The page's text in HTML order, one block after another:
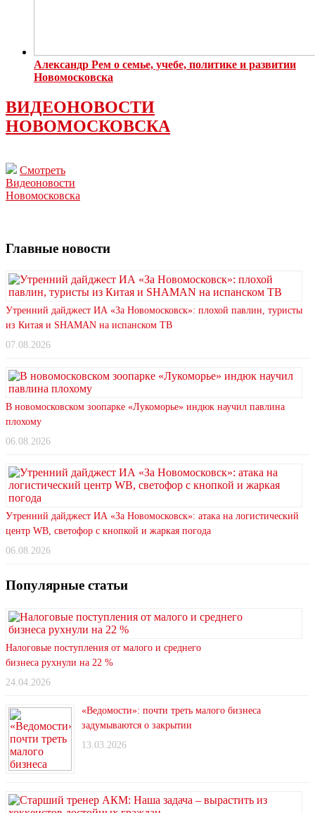
Александр Рем о семье, учебе, политике и развитии
Новомосковска
ВИДЕОНОВОСТИ
НОВОМОСКОВСКА
Смотреть
Видеоновости
Новомосковска
Главные новости
Утренний дайджест ИА «За Новомосковск»: плохой павлин, туристы
из Китая и SHAMAN на испанском ТВ
07.08.2026
В новомосковском зоопарке «Лукоморье» индюк научил павлина
плохому
06.08.2026
Утренний дайджест ИА «За Новомосковск»: атака на логистический
центр WB, светофор с кнопкой и жаркая погода
06.08.2026
Популярные статьи
Налоговые поступления от малого и среднего
бизнеса рухнули на 22 %
24.04.2026
«Ведомости»: почти треть малого бизнеса
задумываются о закрытии
13.03.2026